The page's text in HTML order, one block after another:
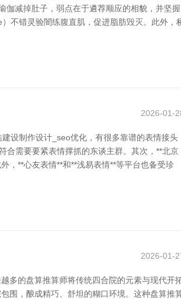
伽减掉肚子，弱点在于遴荐顺应的相貌，并坚握
不错灵验闇练腹直肌，促进脂肪毁灭。此外，
2026-01-
设制作设计_seo优化，有很多靠谱的表情接头
合需要要紧表情撑抓的东谈主群。其次，**北京
，**心友表情**和**浅易表情**等平台也备受珍
2026-01-
多的盘算推算师将传统四合院的元素与现代开
围，酿成精巧、舒坦的糊口环境。这种盘算推